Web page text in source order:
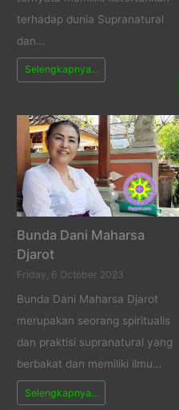
terhadap dunia Supranatural
dan…
Selengkapnya...
Bunda Dani Maharsa
Djarot
Friday, 6 October 2023
Bunda Dani Maharsa Djarot
merupakan seorang spiritualis
dan praktisi supranatural yang
berbakat dan memiliki ilmu…
Selengkapnya...